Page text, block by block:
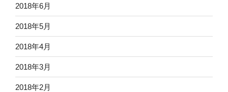
2018年6月
2018年5月
2018年4月
2018年3月
2018年2月